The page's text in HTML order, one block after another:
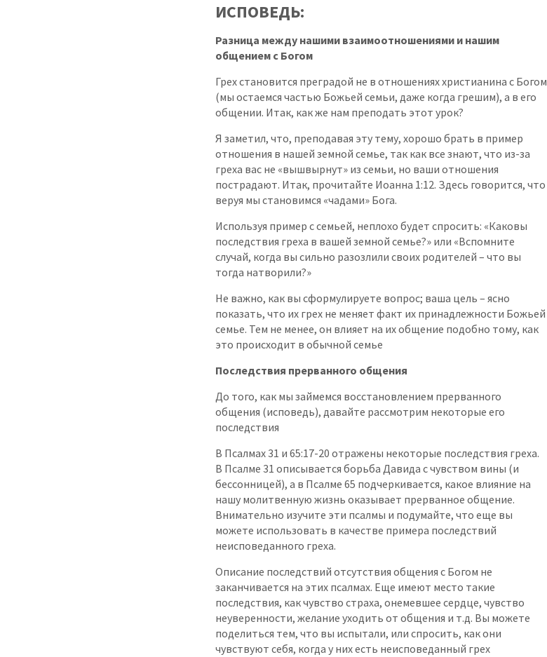
ИСПОВЕДЬ:
Разница между нашими взаимоотношениями и нашим
общением с Богом
Грех становится преградой не в отношениях христианина с Богом
(мы остаемся частью Божьей семьи, даже когда грешим), а в его
общении. Итак, как же нам преподать этот урок?
Я заметил, что, преподавая эту тему, хорошо брать в пример
отношения в нашей земной семье, так как все знают, что из-за
греха вас не «вышвырнут» из семьи, но ваши отношения
пострадают. Итак, прочитайте Иоанна 1:12. Здесь говорится, что
веруя мы становимся «чадами» Бога.
Используя пример с семьей, неплохо будет спросить: «Каковы
последствия греха в вашей земной семье?» или «Вспомните
случай, когда вы сильно разозлили своих родителей – что вы
тогда натворили?»
Не важно, как вы сформулируете вопрос; ваша цель – ясно
показать, что их грех не меняет факт их принадлежности Божьей
семье. Тем не менее, он влияет на их общение подобно тому, как
это происходит в обычной семье
Последствия прерванного общения
До того, как мы займемся восстановлением прерванного
общения (исповедь), давайте рассмотрим некоторые его
последствия
В Псалмах 31 и 65:17-20 отражены некоторые последствия греха.
В Псалме 31 описывается борьба Давида с чувством вины (и
бессонницей), а в Псалме 65 подчеркивается, какое влияние на
нашу молитвенную жизнь оказывает прерванное общение.
Внимательно изучите эти псалмы и подумайте, что еще вы
можете использовать в качестве примера последствий
неисповеданного греха.
Описание последствий отсутствия общения с Богом не
заканчивается на этих псалмах. Еще имеют место такие
последствия, как чувство страха, онемевшее сердце, чувство
неуверенности, желание уходить от общения и т.д. Вы можете
поделиться тем, что вы испытали, или спросить, как они
чувствуют себя, когда у них есть неисповеданный грех